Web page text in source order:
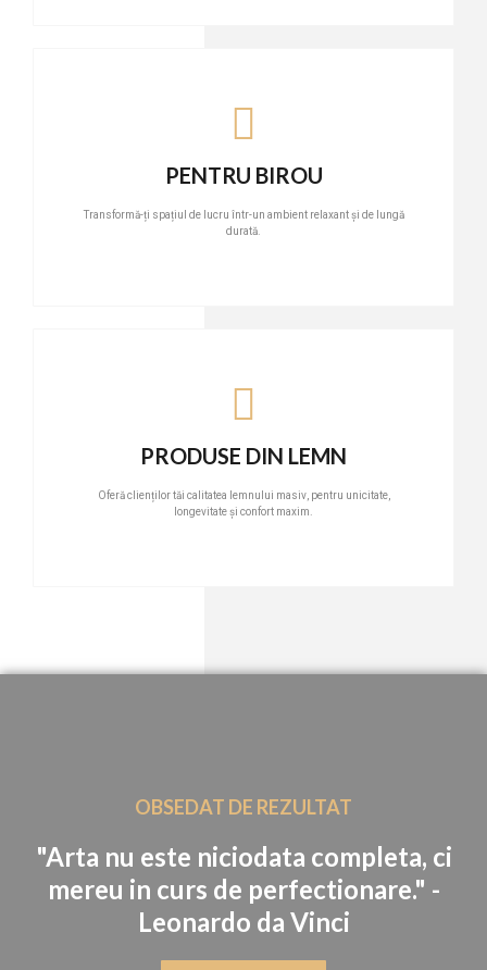
PENTRU BIROU
Transformă-ți spațiul de lucru într-un ambient relaxant și de lungă
durată.
PRODUSE DIN LEMN
Oferă clienților tăi calitatea lemnului masiv, pentru unicitate,
longevitate și confort maxim.
OBSEDAT DE REZULTAT
"Arta nu este niciodata completa, ci
mereu in curs de perfectionare." -
Leonardo da Vinci